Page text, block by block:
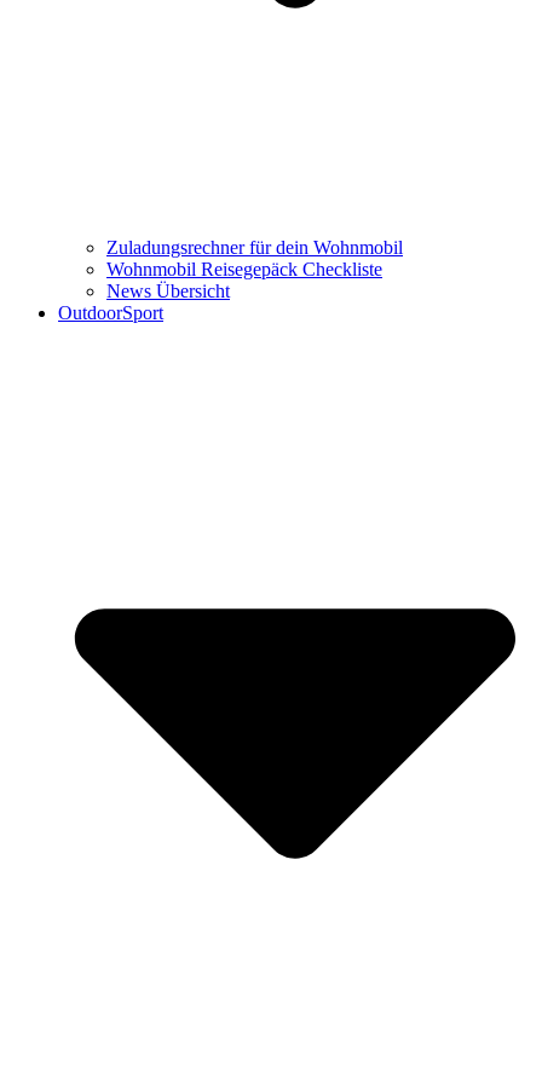
Zuladungsrechner für dein Wohnmobil
Wohnmobil Reisegepäck Checkliste
News Übersicht
OutdoorSport